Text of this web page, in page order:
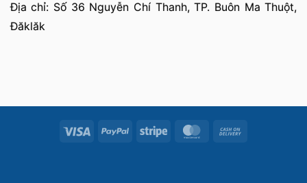
Địa chỉ: Số 36 Nguyễn Chí Thanh, TP. Buôn Ma Thuột,
Đăklăk
Visa PayPal Stripe MasterCard